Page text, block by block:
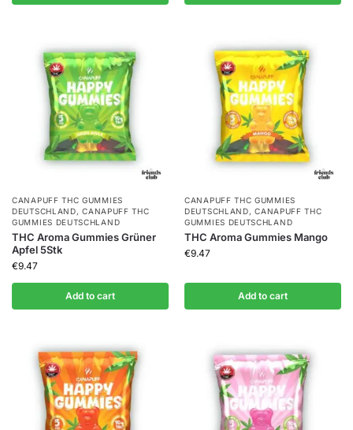
CANAPUFF THC GUMMIES​
DEUTSCHLAND,CANAPUFF THC
GUMMIES​ DEUTSCHLAND
THC Aroma Gummies Grüner
Apfel 5Stk
€9.47
Add to cart
CANAPUFF THC GUMMIES​
DEUTSCHLAND,CANAPUFF THC
GUMMIES​ DEUTSCHLAND
THC Aroma Gummies Mango
€9.47
Add to cart